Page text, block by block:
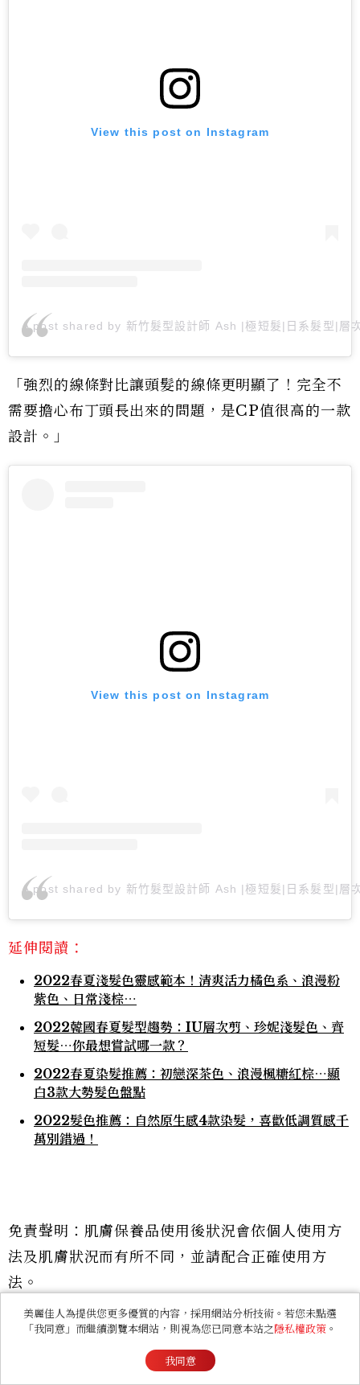
View this post on Instagram
A post shared by 新竹髮型設計師 Ash |極短髮|日系髮型|層
「強烈的線條對比讓頭髮的線條更明顯了！完全不
需要擔心布丁頭長出來的問題，是CP值很高的一款
設計。」
View this post on Instagram
A post shared by 新竹髮型設計師 Ash |極短髮|日系髮型|層
延伸閱讀：
2022春夏淺髮色靈感範本！清爽活力橘色系、浪漫粉
紫色、日常淺棕⋯
2022韓國春夏髮型趨勢：IU層次剪、珍妮淺髮色、齊
短髮⋯你最想嘗試哪一款？
2022春夏染髮推薦：初戀深茶色、浪漫楓糖紅棕⋯顯
白3款大勢髮色盤點
2022髮色推薦：自然原生感4款染髮，喜歡低調質感千
萬別錯過！
免責聲明：肌膚保養品使用後狀況會依個人使用方
法及肌膚狀況而有所不同，並請配合正確使用方
法。
#髮色 #染髮 #2022髮色 #髮型
美麗佳人為提供您更多優質的內容，採用網站分析技術。若您未點選
「我同意」而繼續瀏覽本網站，則視為您已同意本站之隱私權政策 。
我同意